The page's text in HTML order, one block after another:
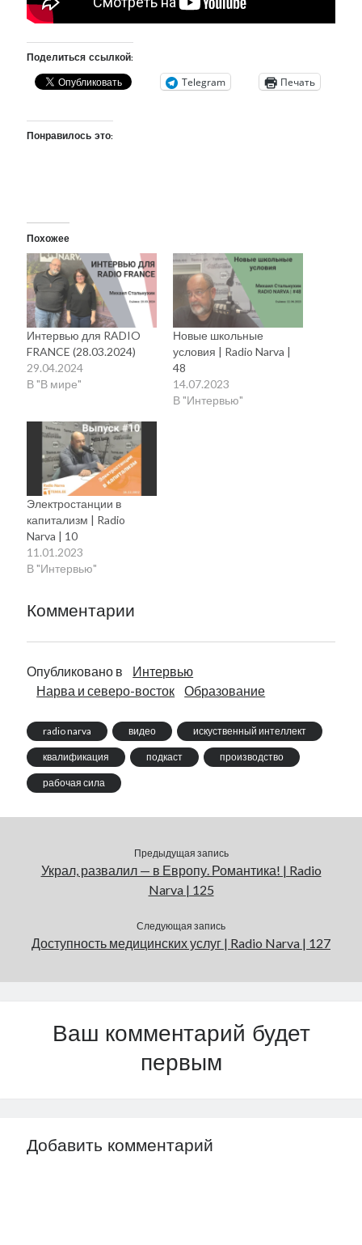
anton.stalnuhhin@gmail.com
Поделиться ссылкой:
Telegram Печать
Понравилось это:
Похожее
Интервью для RADIO
FRANCE (28.03.2024)
29.04.2024
В "В мире"
Новые школьные
условия | Radio Narva |
48
14.07.2023
В "Интервью"
Электростанции в
капитализм | Radio
Narva | 10
11.01.2023
В "Интервью"
Комментарии
Опубликовано в
Интервью
Нарва и северо-восток
Образование
radio narva видео искуственный интеллект
квалификация подкаст производство
рабочая сила
Предыдущая запись
Украл, развалил — в Европу. Романтика! | Radio
Narva | 125
Следующая запись
Доступность медицинских услуг | Radio Narva | 127
Ваш комментарий будет
первым
Добавить комментарий